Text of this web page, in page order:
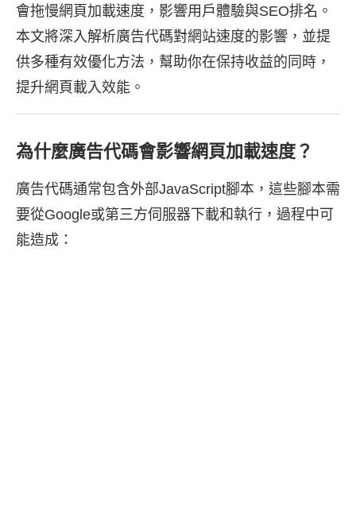
會拖慢網頁加載速度，影響用戶體驗與SEO排名。
本文將深入解析廣告代碼對網站速度的影響，並提
供多種有效優化方法，幫助你在保持收益的同時，
提升網頁載入效能。
為什麼廣告代碼會影響網頁加載速度？
廣告代碼通常包含外部JavaScript腳本，這些腳本需
要從Google或第三方伺服器下載和執行，過程中可
能造成：